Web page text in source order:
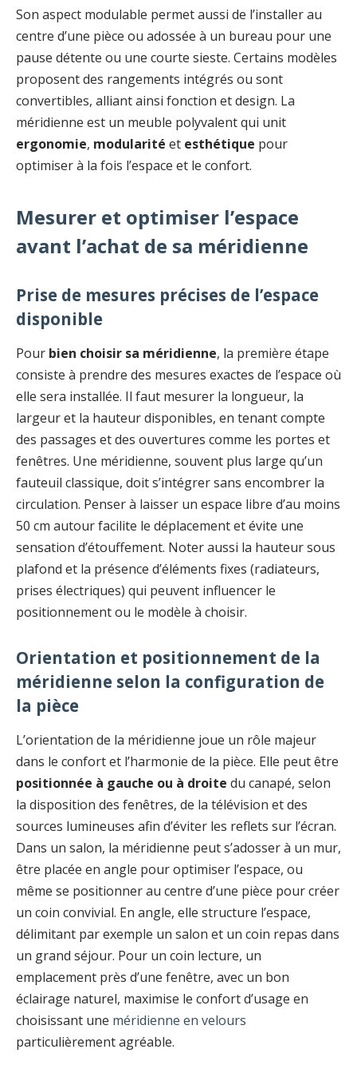
Son aspect modulable permet aussi de l’installer au
centre d’une pièce ou adossée à un bureau pour une
pause détente ou une courte sieste. Certains modèles
proposent des rangements intégrés ou sont
convertibles, alliant ainsi fonction et design. La
méridienne est un meuble polyvalent qui unit
ergonomie, modularité et esthétique pour
optimiser à la fois l’espace et le confort.
Mesurer et optimiser l’espace
avant l’achat de sa méridienne
Prise de mesures précises de l’espace
disponible
Pour bien choisir sa méridienne, la première étape
consiste à prendre des mesures exactes de l’espace où
elle sera installée. Il faut mesurer la longueur, la
largeur et la hauteur disponibles, en tenant compte
des passages et des ouvertures comme les portes et
fenêtres. Une méridienne, souvent plus large qu’un
fauteuil classique, doit s’intégrer sans encombrer la
circulation. Penser à laisser un espace libre d’au moins
50 cm autour facilite le déplacement et évite une
sensation d’étouffement. Noter aussi la hauteur sous
plafond et la présence d’éléments fixes (radiateurs,
prises électriques) qui peuvent influencer le
positionnement ou le modèle à choisir.
Orientation et positionnement de la
méridienne selon la configuration de
la pièce
L’orientation de la méridienne joue un rôle majeur
dans le confort et l’harmonie de la pièce. Elle peut être
positionnée à gauche ou à droite du canapé, selon
la disposition des fenêtres, de la télévision et des
sources lumineuses afin d’éviter les reflets sur l’écran.
Dans un salon, la méridienne peut s’adosser à un mur,
être placée en angle pour optimiser l’espace, ou
même se positionner au centre d’une pièce pour créer
un coin convivial. En angle, elle structure l’espace,
délimitant par exemple un salon et un coin repas dans
un grand séjour. Pour un coin lecture, un
emplacement près d’une fenêtre, avec un bon
éclairage naturel, maximise le confort d’usage en
choisissant une méridienne en velours
particulièrement agréable.